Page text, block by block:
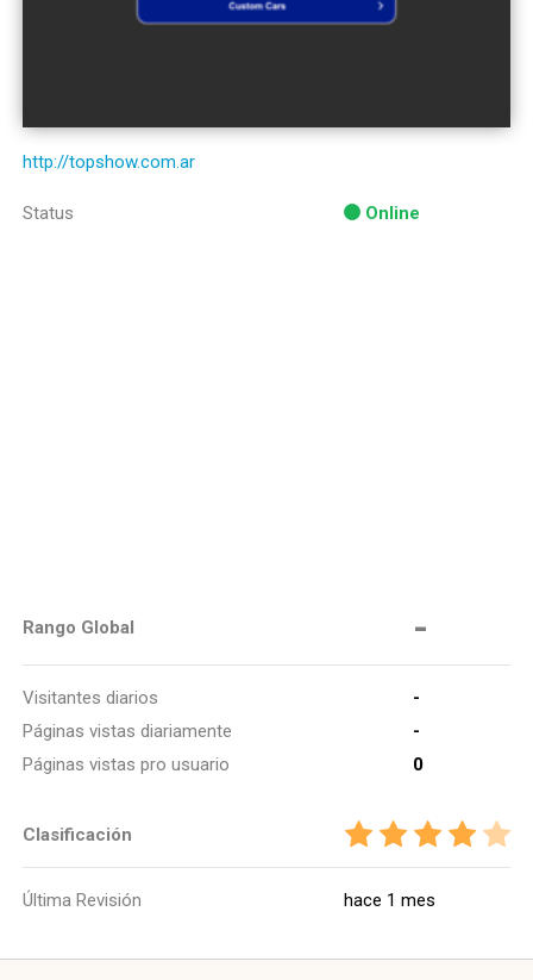
http://topshow.com.ar
Status Online
Rango Global -
Visitantes diarios
-
Páginas vistas diariamente
-
Páginas vistas pro usuario
0
Clasificación
Última Revisión hace 1 mes